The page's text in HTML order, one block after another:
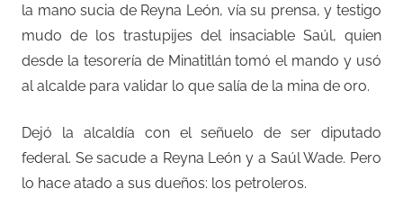
la mano sucia de Reyna León, vía su prensa, y testigo
mudo de los trastupijes del insaciable Saúl, quien
desde la tesorería de Minatitlán tomó el mando y usó
al alcalde para validar lo que salía de la mina de oro.
Dejó la alcaldía con el señuelo de ser diputado
federal. Se sacude a Reyna León y a Saúl Wade. Pero
lo hace atado a sus dueños: los petroleros.